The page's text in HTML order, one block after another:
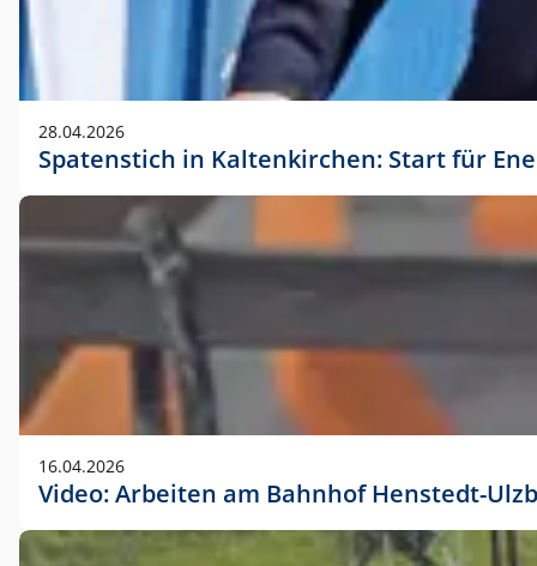
28.04.2026
Spatenstich in Kaltenkirchen: Start für
16.04.2026
Video: Arbeiten am Bahnhof Henstedt-